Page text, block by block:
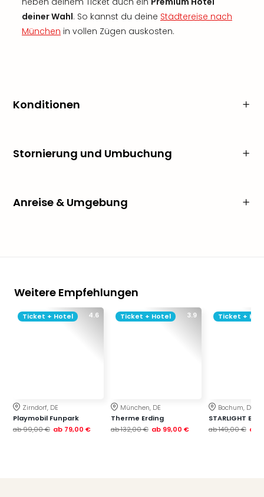
deiner Wahl. So kannst du deine Städtereise nach
München in vollen Zügen auskosten.
Konditionen
Stornierung und Umbuchung
Anreise & Umgebung
Weitere Empfehlungen
4.6
Ticket + Hotel
Zirndorf, DE
Playmobil Funpark
ab99,00 € ab 79,00 €
3.9
Ticket + Hotel
München, DE
Therme Erding
ab132,00 € ab 99,00 €
Ticket +
Bochum, DE
STARLIGHT
ab149,00 € ab